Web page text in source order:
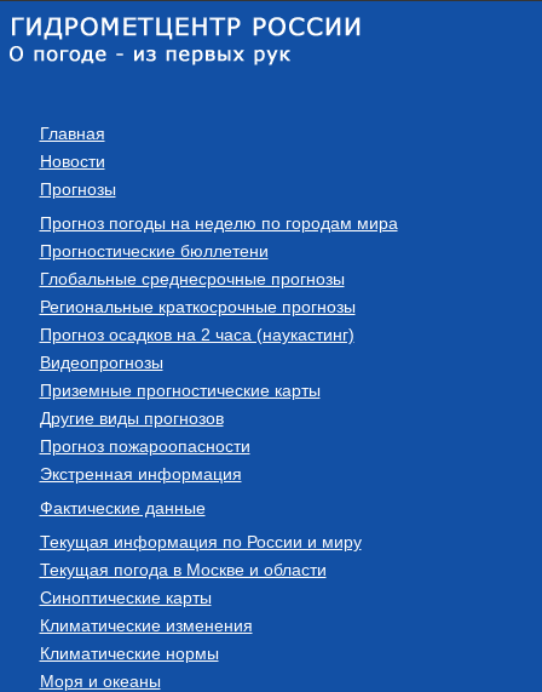
Главная
Новости
Прогнозы
Прогноз погоды на неделю по городам мира
Прогностические бюллетени
Глобальные среднесрочные прогнозы
Региональные краткосрочные прогнозы
Прогноз осадков на 2 часа (наукастинг)
Видеопрогнозы
Приземные прогностические карты
Другие виды прогнозов
Прогноз пожароопасности
Экстренная информация
Фактические данные
Текущая информация по России и миру
Текущая погода в Москве и области
Синоптические карты
Климатические изменения
Климатические нормы
Моря и океаны